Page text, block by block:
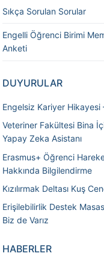
Sıkça Sorulan Sorular
Engelli Öğrenci Birimi
Anketi
DUYURULAR
Engelsiz Kariyer Hikayesi
Veteriner Fakültesi Bina
Yapay Zeka Asistanı
Erasmus+ Öğrenci
Hakkında Bilgilendirme
Kızılırmak Deltası Kuş
Erişilebilirlik Destek
Biz de Varız
HABERLER